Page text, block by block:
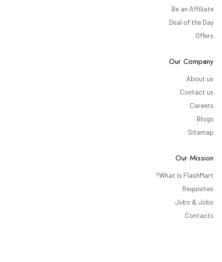
Be an Affiliate
Deal of the Day
Offers
Our Company
About us
Contact us
Careers
Blogs
Sitemap
Our Mission
What is FlashMart?
Requisites
Jobs & Jobs
Contacts